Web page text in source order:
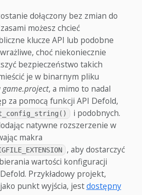
dołączony bez zmian do
możesz chcieć
klucze API lub podobne
choć niekoniecznie
bezpieczeństwo takich
je w binarnym pliku
game.project, a mimo to nadal
za pomocą funkcji API Defold,
i podobnych.
natywne rozszerzenie w
makra
, aby dostarczyć
wartości konfiguracji
Przykładowy projekt,
punkt wyjścia, jestdostępny